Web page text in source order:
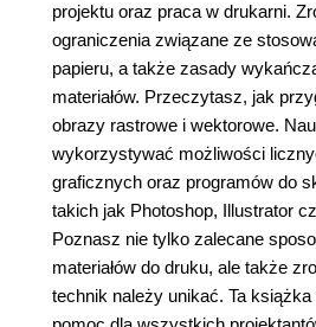
projektu oraz praca w drukarni.
ograniczenia związane ze
papieru, a także zasady
materiałów. Przeczytasz, jak
obrazy rastrowe i wektorowe.
wykorzystywać możliwości
graficznych oraz programów do
takich jak Photoshop, Illustrator
Poznasz nie tylko zalecane
materiałów do druku, ale także
technik należy unikać. Ta książka